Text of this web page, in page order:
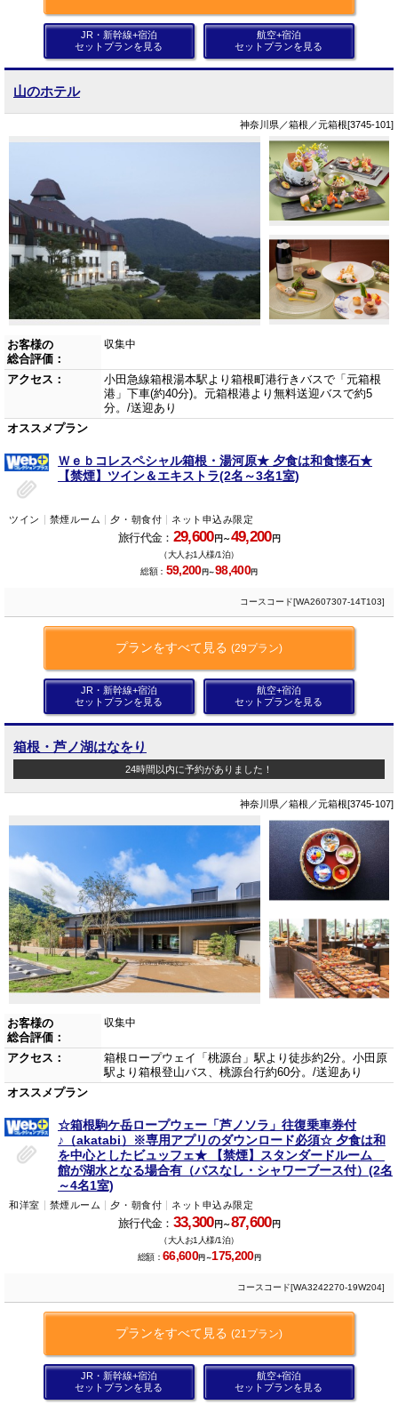
JR・新幹線+宿泊
セットプランを見る
航空+宿泊
セットプランを見る
山のホテル
神奈川県／箱根／元箱根[3745-101]
お客様の
総合評価：
収集中
アクセス：
小田急線箱根湯本駅より箱根町港行きバスで「元箱根
港」下車(約40分)。元箱根港より無料送迎バスで約5
分。/送迎あり
オススメプラン
Ｗｅｂコレスペシャル箱根・湯河原★ 夕食は和食懐石★
【禁煙】ツイン＆エキストラ(2名～3名1室)
ツイン 禁煙ルーム 夕・朝食付 ネット申込み限定
旅行代金： 29,600円～49,200円
（大人お1人様/1泊）
総額： 59,200円～98,400円
コースコード[WA2607307-14T103]
プランをすべて見る (29プラン)
JR・新幹線+宿泊
セットプランを見る
航空+宿泊
セットプランを見る
箱根・芦ノ湖はなをり
24時間以内に予約がありました！
神奈川県／箱根／元箱根[3745-107]
お客様の
総合評価：
収集中
アクセス：
箱根ロープウェイ「桃源台」駅より徒歩約2分。小田原
駅より箱根登山バス、桃源台行約60分。/送迎あり
オススメプラン
☆箱根駒ケ岳ロープウェー「芦ノソラ」往復乗車券付
♪（akatabi）※専用アプリのダウンロード必須☆ 夕食は和
を中心としたビュッフェ★ 【禁煙】スタンダードルーム
館が湖水となる場合有（バスなし・シャワーブース付）(2名
～4名1室)
和洋室 禁煙ルーム 夕・朝食付 ネット申込み限定
旅行代金： 33,300円～87,600円
（大人お1人様/1泊）
総額：66,600円～175,200円
コースコード[WA3242270-19W204]
プランをすべて見る (21プラン)
JR・新幹線+宿泊
セットプランを見る
航空+宿泊
セットプランを見る